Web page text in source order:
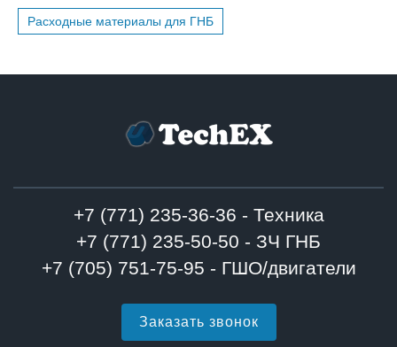
Расходные материалы для ГНБ
+7 (771) 235-36-36 - Техника
+7 (771) 235-50-50 - ЗЧ ГНБ
+7 (705) 751-75-95 - ГШО/двигатели
Заказать звонок